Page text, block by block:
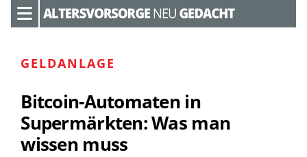
GELDANLAGE
Bitcoin-Automaten in
Supermärkten: Was man
wissen muss